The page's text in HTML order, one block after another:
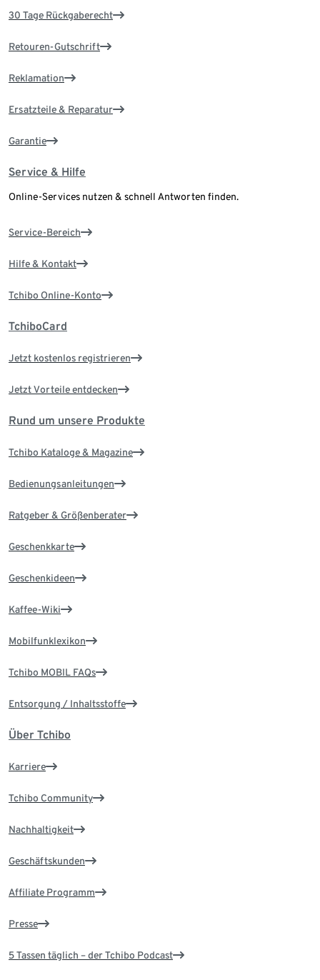
30 Tage Rückgaberecht
Retouren-Gutschrift
Reklamation
Ersatzteile & Reparatur
Garantie
Service & Hilfe
Online-Services nutzen & schnell Antworten finden.
Service-Bereich
Hilfe & Kontakt
Tchibo Online-Konto
TchiboCard
Jetzt kostenlos registrieren
Jetzt Vorteile entdecken
Rund um unsere Produkte
Tchibo Kataloge & Magazine
Bedienungsanleitungen
Ratgeber & Größenberater
Geschenkkarte
Geschenkideen
Kaffee-Wiki
Mobilfunklexikon
Tchibo MOBIL FAQs
Entsorgung / Inhaltsstoffe
Über Tchibo
Karriere
Tchibo Community
Nachhaltigkeit
Geschäftskunden
Affiliate Programm
Presse
5 Tassen täglich – der Tchibo Podcast